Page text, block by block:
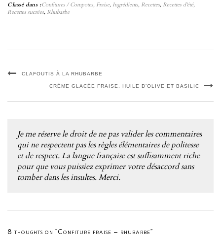
Classé dans :Confitures / Compotes, Fraise, Ingrédients, Recettes, Recettes d'été,
Recettes sucrées, Rhubarbe
CLAFOUTIS À LA RHUBARBE
CRÈME GLACÉE FRAISE, HUILE D’OLIVE ET BASILIC
Je me réserve le droit de ne pas valider les commentaires
qui ne respectent pas les règles élémentaires de politesse
et de respect. La langue française est suffisamment riche
pour que vous puissiez exprimer votre désaccord sans
tomber dans les insultes. Merci.
8 thoughts on “Confiture fraise – rhubarbe”